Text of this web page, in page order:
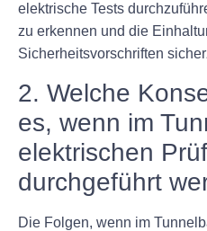
elektrische Tests
zu erkennen und die
Sicherheitsvorschriften
2. Welche
es, wenn im
elektrischen
durchgeführt
Die Folgen, wenn im